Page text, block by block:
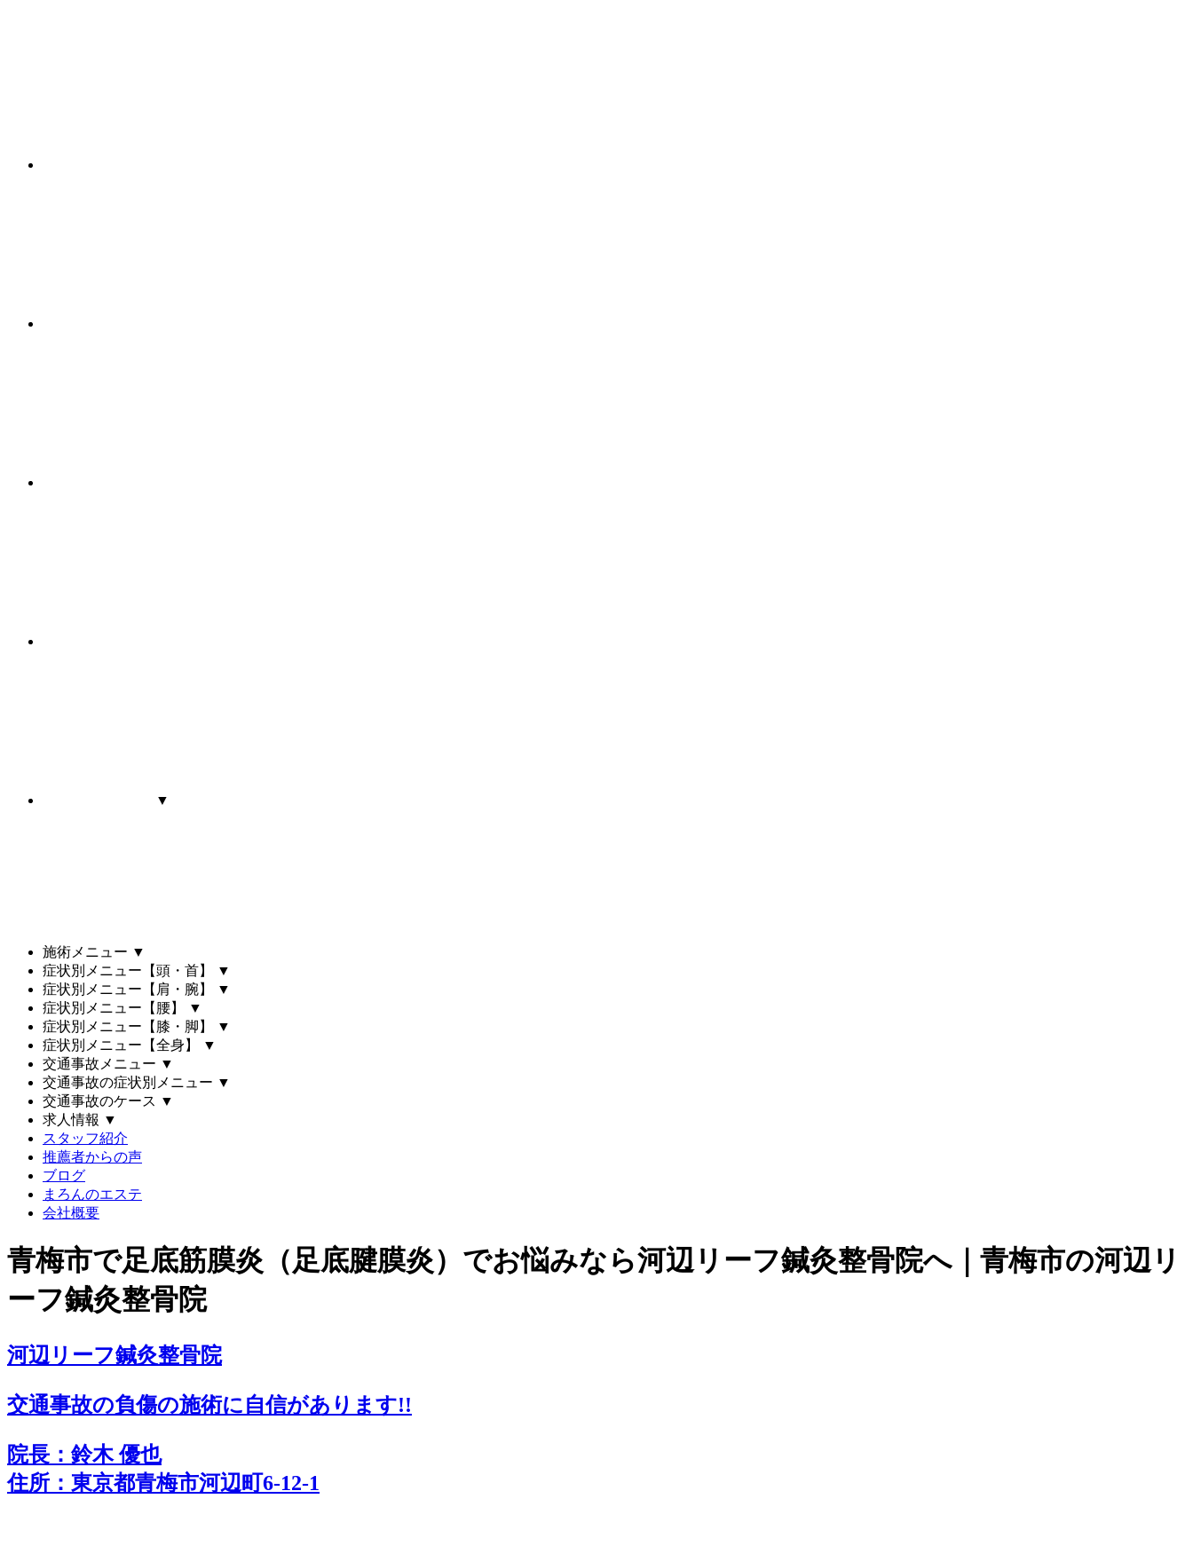
▼
施術メニュー ▼
症状別メニュー【頭・首】
▼
症状別メニュー【肩・腕】
▼
症状別メニュー【腰】
▼
症状別メニュー【膝・脚】
▼
症状別メニュー【全身】
▼
交通事故メニュー ▼
交通事故の症状別メニュー ▼
交通事故のケース ▼
求人情報 ▼
スタッフ紹介
推薦者からの声
ブログ
まろんのエステ
会社概要
青梅市で足底筋膜炎（足底腱膜炎）でお悩みなら河辺リーフ鍼灸整骨院へ｜青梅市の河辺リ
ーフ鍼灸整骨院
河辺リーフ鍼灸整骨院
交通事故の負傷の施術に自信があります!!
院長：鈴木 優也
住所：東京都青梅市河辺町6-12-1